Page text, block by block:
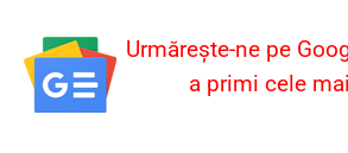
Urmărește-ne pe
a primi cele